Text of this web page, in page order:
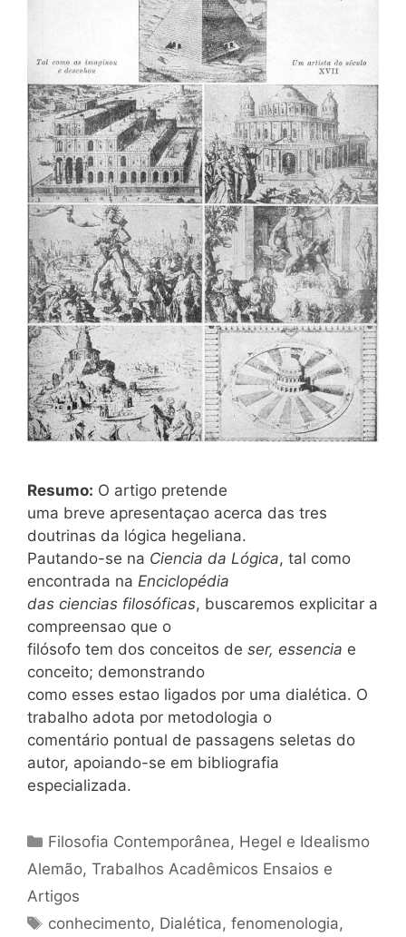
Resumo: O artigo pretende
uma breve apresentaçao acerca das tres
doutrinas da lógica hegeliana.
Pautando-se na Ciencia da Lógica, tal como
encontrada na Enciclopédia
das ciencias filosóficas, buscaremos explicitar a
compreensao que o
filósofo tem dos conceitos de ser, essencia e
conceito; demonstrando
como esses estao ligados por uma dialética. O
trabalho adota por metodologia o
comentário pontual de passagens seletas do
autor, apoiando-se em bibliografia
especializada.
Categorias
Filosofia Contemporânea, Hegel e Idealismo
Alemão, Trabalhos Acadêmicos Ensaios e
Artigos
Tags
conhecimento, Dialética,fenomenologia,